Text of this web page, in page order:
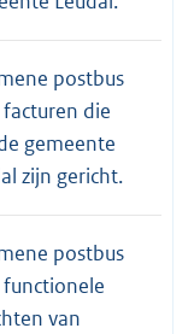
postbus
die
gemeente
zijn gericht.
postbus
van